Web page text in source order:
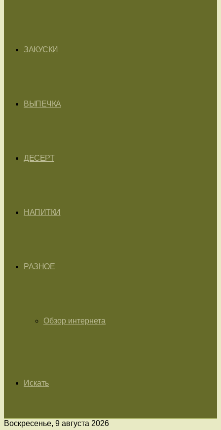
ЗАКУСКИ
ВЫПЕЧКА
ДЕСЕРТ
НАПИТКИ
РАЗНОЕ
Обзор интернета
Искать
Воскресенье, 9 августа 2026